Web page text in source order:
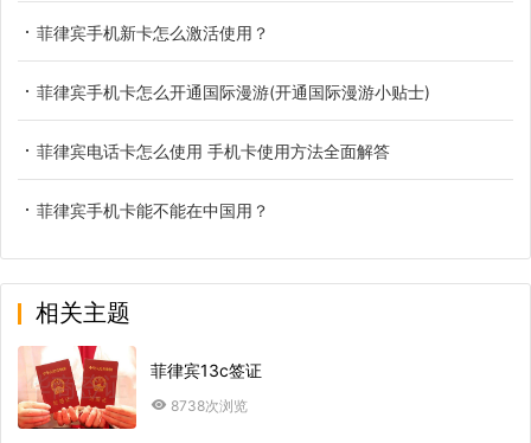
菲律宾手机新卡怎么激活使用？
菲律宾手机卡怎么开通国际漫游(开通国际漫游小贴士)
菲律宾电话卡怎么使用 手机卡使用方法全面解答
菲律宾手机卡能不能在中国用？
相关主题
菲律宾13c签证
8738次浏览